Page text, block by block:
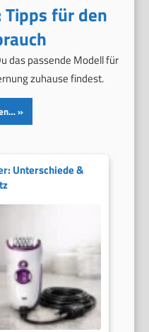
für den
das passende Modell für
zuhause findest.
Unterschiede &